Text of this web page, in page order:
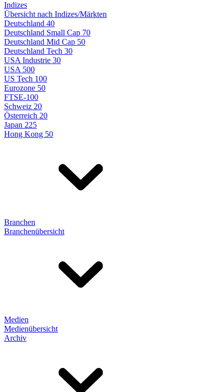
Indizes
Übersicht nach Indizes/Märkten
Deutschland 40
Deutschland Small Cap 70
Deutschland Mid Cap 50
Deutschland Tech 30
USA Industrie 30
USA 500
US Tech 100
Eurozone 50
FTSE-100
Schweiz 20
Österreich 20
Japan 225
Hong Kong 50
Branchen
Branchenübersicht
Medien
Medienübersicht
Archiv